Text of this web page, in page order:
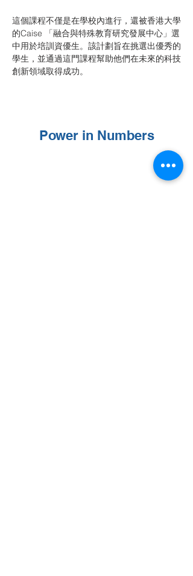
這個課程不僅是在學校內進行，還被香港大學
的Caise 「融合與特殊教育研究發展中心」選
中用於培訓資優生。該計劃旨在挑選出優秀的
學生，並通過這門課程幫助他們在未來的科技
創新領域取得成功。
Power in Numbers